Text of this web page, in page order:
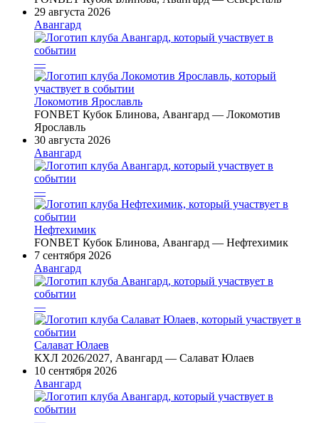
29 августа 2026
Авангард
—
Локомотив Ярославль
FONBET Кубок Блинова, Авангард — Локомотив
Ярославль
30 августа 2026
Авангард
—
Нефтехимик
FONBET Кубок Блинова, Авангард — Нефтехимик
7 сентября 2026
Авангард
—
Салават Юлаев
КХЛ 2026/2027, Авангард — Салават Юлаев
10 сентября 2026
Авангард